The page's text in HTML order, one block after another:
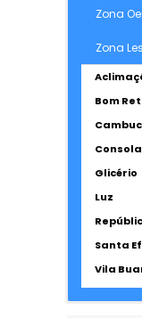
Zona
Zona
Bom
Glicério
Luz
Santa
Vila